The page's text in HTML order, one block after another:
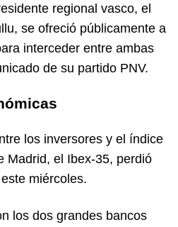
regional vasco, el
se ofreció públicamente a
interceder entre ambas
de su partido PNV.
los inversores y el índice
Madrid, el Ibex-35, perdió
miércoles.
los dos grandes bancos